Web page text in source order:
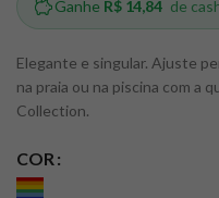
Elegante e singular. Ajuste
na praia ou na piscina com a
Collection.
COR